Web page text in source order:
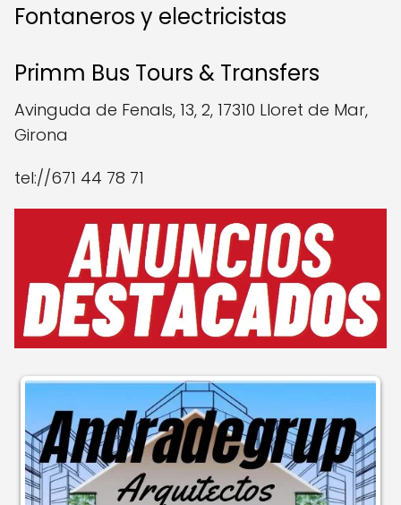
Fontaneros y electricistas
Primm Bus Tours & Transfers
Avinguda de Fenals, 13, 2, 17310 Lloret de Mar,
Girona
tel://671 44 78 71